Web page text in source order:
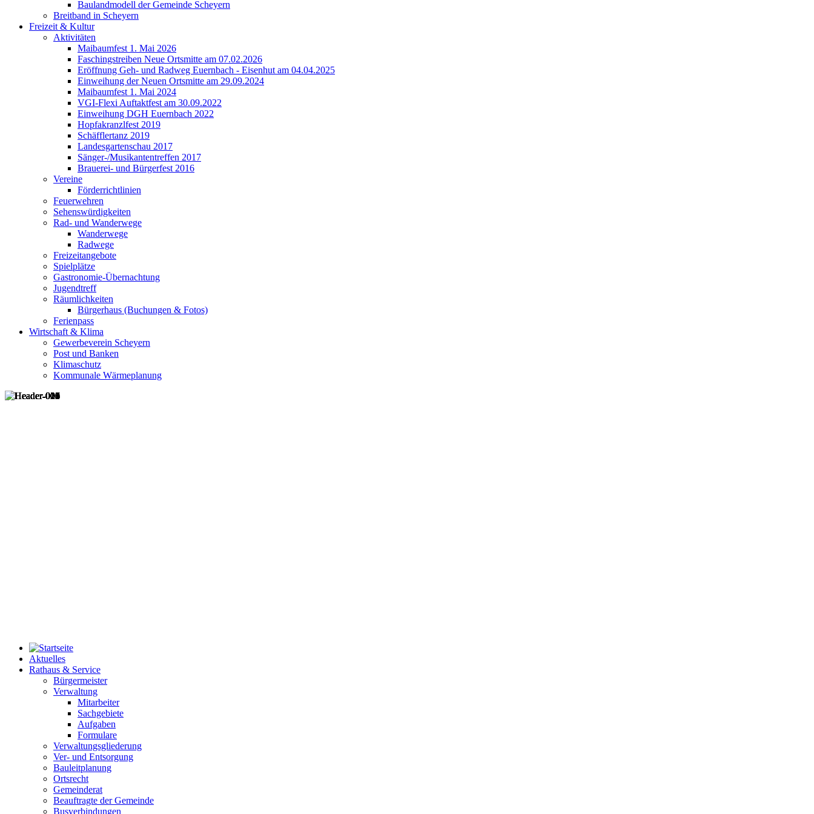
Baulandmodell der Gemeinde Scheyern
Breitband in Scheyern
Freizeit & Kultur
Aktivitäten
Maibaumfest 1. Mai 2026
Faschingstreiben Neue Ortsmitte am 07.02.2026
Eröffnung Geh- und Radweg Euernbach - Eisenhut am 04.04.2025
Einweihung der Neuen Ortsmitte am 29.09.2024
Maibaumfest 1. Mai 2024
VGI-Flexi Auftaktfest am 30.09.2022
Einweihung DGH Euernbach 2022
Hopfakranzlfest 2019
Schäfflertanz 2019
Landesgartenschau 2017
Sänger-/Musikantentreffen 2017
Brauerei- und Bürgerfest 2016
Vereine
Förderrichtlinien
Feuerwehren
Sehenswürdigkeiten
Rad- und Wanderwege
Wanderwege
Radwege
Freizeitangebote
Spielplätze
Gastronomie-Übernachtung
Jugendtreff
Räumlichkeiten
Bürgerhaus (Buchungen & Fotos)
Ferienpass
Wirtschaft & Klima
Gewerbeverein Scheyern
Post und Banken
Klimaschutz
Kommunale Wärmeplanung
Aktuelles
Rathaus & Service
Bürgermeister
Verwaltung
Mitarbeiter
Sachgebiete
Aufgaben
Formulare
Verwaltungsgliederung
Ver- und Entsorgung
Bauleitplanung
Ortsrecht
Gemeinderat
Beauftragte der Gemeinde
Busverbindungen